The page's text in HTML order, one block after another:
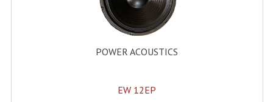
Projecteurs Par : 16 À 64 Et Autres
Projecteurs Poursuite
Rampe De Spots
POWER ACOUSTICS
EW 12EP